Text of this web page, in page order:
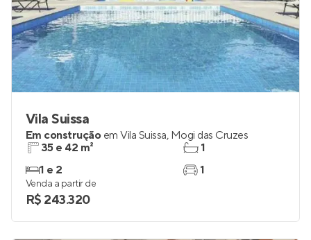
Vila Suissa
Em construção em Vila Suissa, Mogi das Cruzes
35 e 42 m²
1 e 2
1
1
Venda a partir de
R$ 243.320